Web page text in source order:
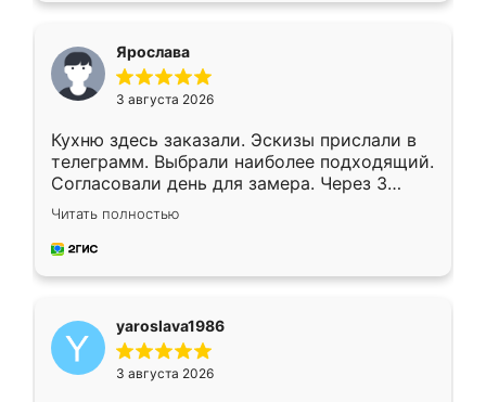
Ярослава
3 августа 2026
Кухню здесь заказали. Эскизы прислали в
телеграмм. Выбрали наиболее подходящий.
Согласовали день для замера. Через 3
недели кухня была уже готова. Остались
довольны работой. Спасибо Ренессанс
мебель за качественную работу!
Читать полностью
yaroslava1986
3 августа 2026